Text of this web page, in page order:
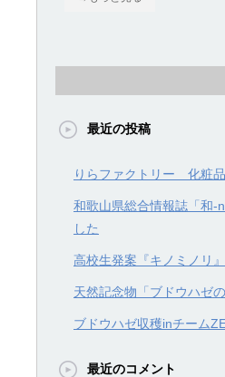
最近の投稿
りらファクトリー 化粧品
和歌山県総合情報誌「和-
した
高校生発案『キノミノリ
天然記念物「ブドウハゼ
ブドウハゼ収穫inチーム
最近のコメント